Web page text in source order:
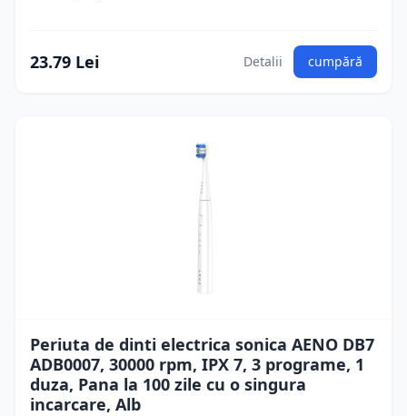
23.79 Lei Detalii cumpără
Periuta de dinti electrica sonica AENO DB7
ADB0007, 30000 rpm, IPX 7, 3 programe, 1
duza, Pana la 100 zile cu o singura
incarcare, Alb